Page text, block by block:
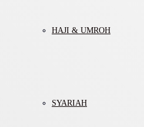
HAJI & UMROH
SYARIAH